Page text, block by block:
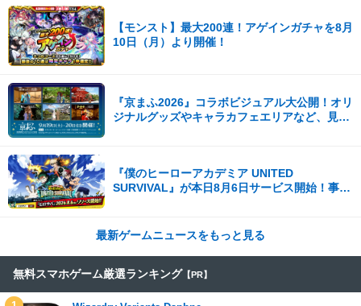
【モンスト】最大200連！アゲインガチャを8月
10日（月）より開催！
『京まふ2026』コラボビジュアル大公開！オリ
ジナルグッズやキャラカフェエリアなど、見ど
『僕のヒーローアカデミア UNITED
SURVIVAL』が本日8月6日サービス開始！事前
最新ゲームニュースをもっと見る
無料スマホゲーム厳選ランキング 【PR】